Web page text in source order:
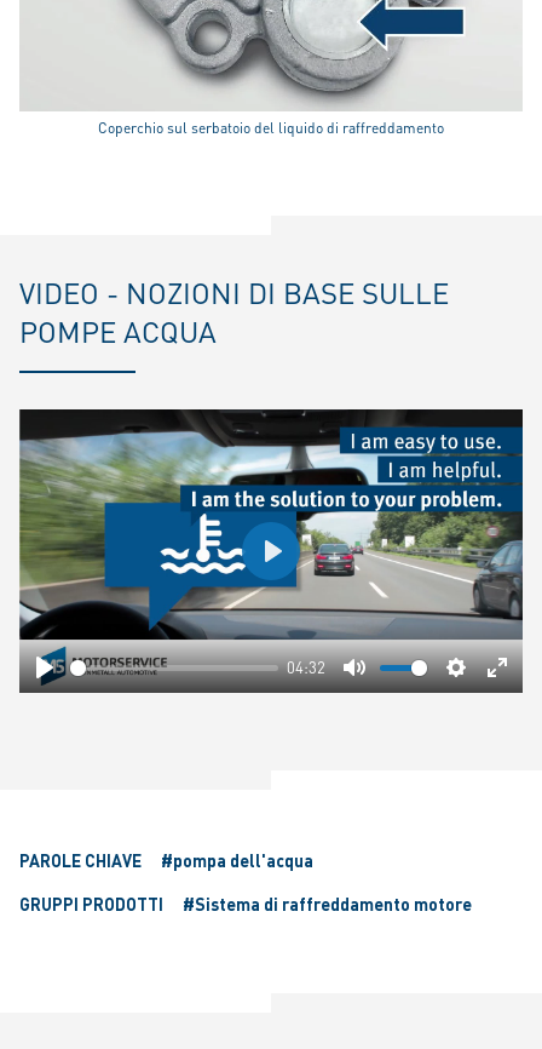
Coperchio sul serbatoio del liquido di raffreddamento
VIDEO - NOZIONI DI BASE SULLE
POMPE ACQUA
Play
04:32
Mute Settings
Play
PAROLE CHIAVE
#pompa dell'acqua
GRUPPI PRODOTTI
#Sistema di raffreddamento motore